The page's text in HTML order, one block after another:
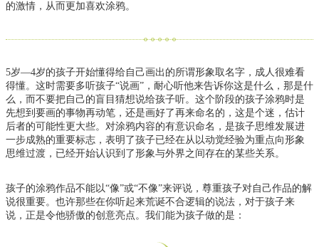
的激情，从而更加喜欢涂鸦。
5岁—4岁的孩子开始懂得给自己画出的所谓形象取名字，成人很难看
得懂。这时需要多听孩子“说画”，耐心听他来告诉你这是什么，那是什
么，而不要把自己的盲目猜想说给孩子听。这个阶段的孩子涂鸦时是
先想到要画的事物再动笔，还是画好了再来命名的，这是个迷，估计
后者的可能性更大些。对涂鸦内容的有意识命名，是孩子思维发展进
一步成熟的重要标志，表明了孩子已经在从以动觉经验为重点向形象
思维过渡，已经开始认识到了形象与外界之间存在的某些关系。
孩子的涂鸦作品不能以“像”或“不像”来评说，尊重孩子对自己作品的解
说很重要。也许那些在你听起来荒诞不合逻辑的说法，对于孩子来
说，正是令他骄傲的创意亮点。我们能为孩子做的是：